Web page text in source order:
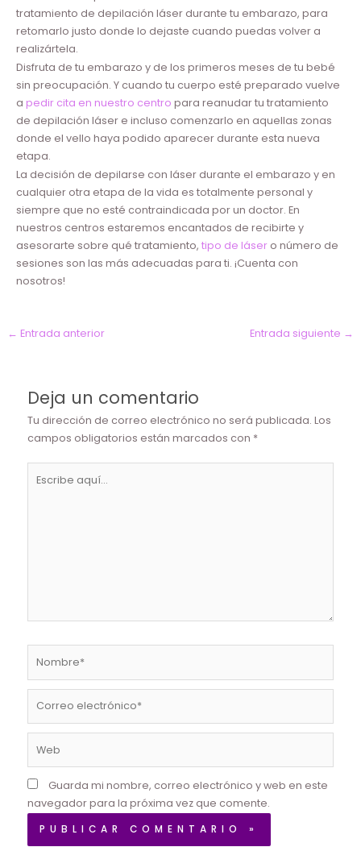
tratamiento de depilación láser durante tu embarazo, para
retomarlo justo donde lo dejaste cuando puedas volver a
realizártela.
Disfruta de tu embarazo y de los primeros meses de tu bebé
sin preocupación. Y cuando tu cuerpo esté preparado vuelve
a pedir cita en nuestro centro para reanudar tu tratamiento
de depilación láser e incluso comenzarlo en aquellas zonas
donde el vello haya podido aparecer durante esta nueva
etapa.
La decisión de depilarse con láser durante el embarazo y en
cualquier otra etapa de la vida es totalmente personal y
siempre que no esté contraindicada por un doctor. En
nuestros centros estaremos encantados de recibirte y
asesorarte sobre qué tratamiento, tipo de lásero número de
sesiones son las más adecuadas para ti. ¡Cuenta con
nosotros!
← Entrada anterior Entrada siguiente →
Deja un comentario
Tu dirección de correo electrónico no será publicada. Los
campos obligatorios están marcados con *
aquí...
Guarda mi nombre, correo electrónico y web en este
navegador para la próxima vez que comente.